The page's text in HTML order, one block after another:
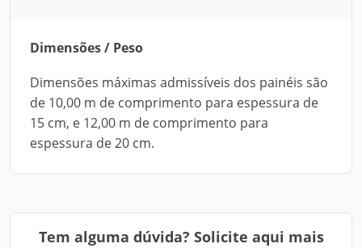
Dimensões / Peso
Dimensões máximas admissíveis dos painéis são
de 10,00 m de comprimento para espessura de
15 cm, e 12,00 m de comprimento para
espessura de 20 cm.
Tem alguma dúvida? Solicite aqui mais